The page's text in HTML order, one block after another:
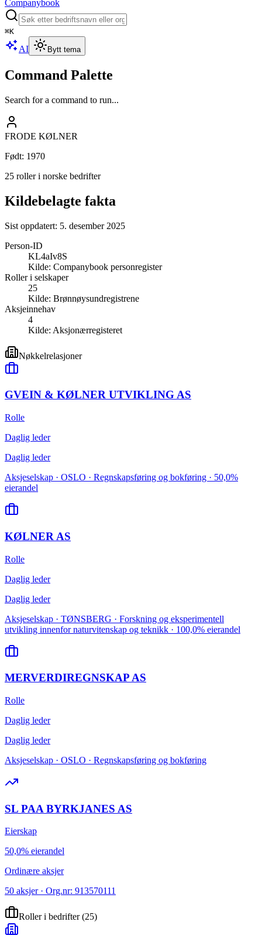
Companybook
⌘K
AI Bytt tema
Command Palette
Search for a command to run...
FRODE KØLNER
Født: 1970
25 roller i norske bedrifter
Kildebelagte fakta
Sist oppdatert: 5. desember 2025
Person-ID
KL4aIv8S
Kilde: Companybook personregister
Roller i selskaper
25
Kilde: Brønnøysundregistrene
Aksjeinnehav
4
Kilde: Aksjonærregisteret
Nøkkelrelasjoner
GVEIN & KØLNER UTVIKLING AS
Rolle
Daglig leder
Daglig leder
Aksjeselskap · OSLO · Regnskapsføring og bokføring · 50,0%
eierandel
KØLNER AS
Rolle
Daglig leder
Daglig leder
Aksjeselskap · TØNSBERG · Forskning og eksperimentell
utvikling innenfor naturvitenskap og teknikk · 100,0% eierandel
MERVERDIREGNSKAP AS
Rolle
Daglig leder
Daglig leder
Aksjeselskap · OSLO · Regnskapsføring og bokføring
SL PAA BYRKJANES AS
Eierskap
50,0% eierandel
Ordinære aksjer
50 aksjer · Org.nr: 913570111
Roller i bedrifter(25)